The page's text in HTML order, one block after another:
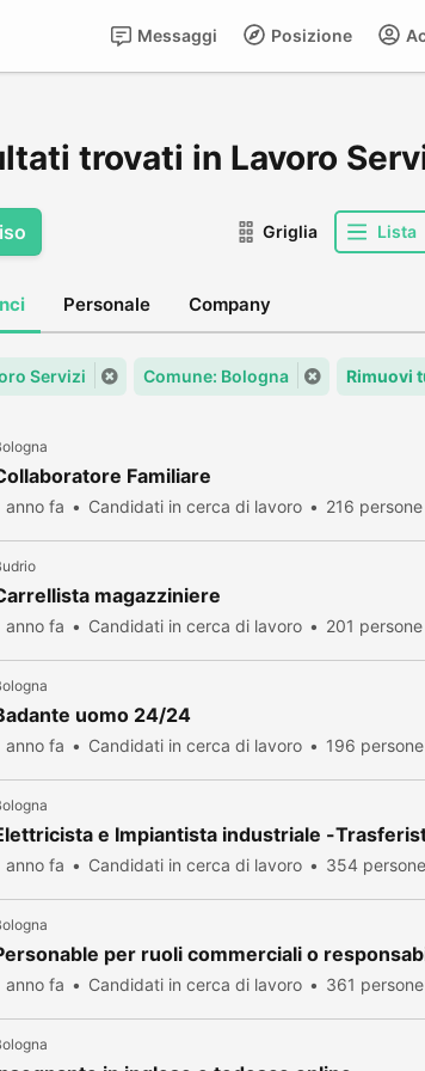
Posizione
Messaggi
trovati in Lavoro
Griglia Lista
Personale Company
Servizi Comune: Bologna Rimuovi
Familiare
anno fa Candidati in cerca di lavoro 216
magazziniere
anno fa Candidati in cerca di lavoro 201
uomo 24/24
anno fa Candidati in cerca di lavoro 196
e Impiantista industriale -
anno fa Candidati in cerca di lavoro 354
per ruoli commerciali o
anno fa Candidati in cerca di lavoro 361